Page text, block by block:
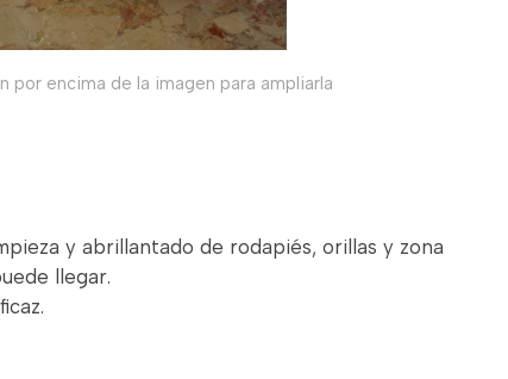
por encima de la imagen para ampliarla
y abrillantado de rodapiés, orillas y zona
llegar.